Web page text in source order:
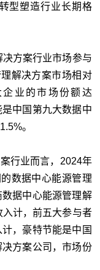
型塑造行业长期格
方案行业市场参与
解决方案市场相对
业的市场份额达
中国第九大数据中
。
行业而言，2024年
数据中心能源管理
据中心能源管理解
计，前五大参与者
，豪特节能是中国
方案公司，市场份